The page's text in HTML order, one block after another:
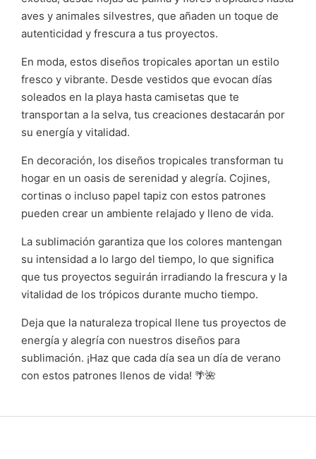
aves y animales silvestres, que añaden un toque de
autenticidad y frescura a tus proyectos.
En moda, estos diseños tropicales aportan un estilo
fresco y vibrante. Desde vestidos que evocan días
soleados en la playa hasta camisetas que te
transportan a la selva, tus creaciones destacarán por
su energía y vitalidad.
En decoración, los diseños tropicales transforman tu
hogar en un oasis de serenidad y alegría. Cojines,
cortinas o incluso papel tapiz con estos patrones
pueden crear un ambiente relajado y lleno de vida.
La sublimación garantiza que los colores mantengan
su intensidad a lo largo del tiempo, lo que significa
que tus proyectos seguirán irradiando la frescura y la
vitalidad de los trópicos durante mucho tiempo.
Deja que la naturaleza tropical llene tus proyectos de
energía y alegría con nuestros diseños para
sublimación. ¡Haz que cada día sea un día de verano
con estos patrones llenos de vida! 🌴🌺